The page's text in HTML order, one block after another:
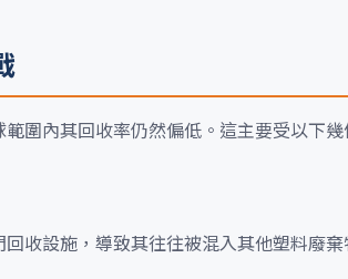
圍內其回收率仍然偏低。這主要受以下幾
收設施，導致其往往被混入其他塑料廢